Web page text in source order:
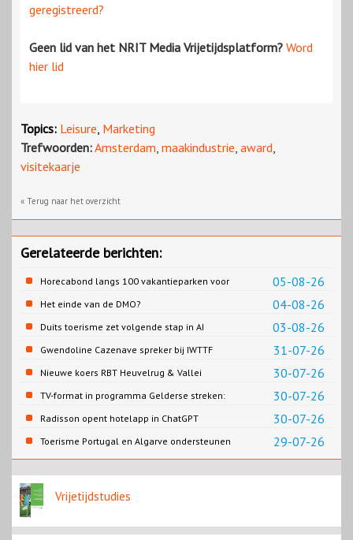
geregistreerd?
Geen lid van het NRIT Media Vrijetijdsplatform? Word
hier lid
Topics: Leisure, Marketing
Trefwoorden:Amsterdam, maakindustrie, award,
visitekaarje
« Terug naar het overzicht
Gerelateerde berichten:
05-08-26
Horecabond langs 100 vakantieparken voor
Cao-recreatie
04-08-26
Het einde van de DMO?
03-08-26
Duits toerisme zet volgende stap in AI
content
31-07-26
Gwendoline Cazenave spreker bij IWTTF
congres in Utrecht
30-07-26
Nieuwe koers RBT Heuvelrug & Vallei
zichtbaar in eerste resultaten 2026
30-07-26
TV-format in programma Gelderse streken:
Rondje Gelderland
30-07-26
Radisson opent hotelapp in ChatGPT
29-07-26
Toerisme Portugal en Algarve ondersteunen
golftoerisme met nieuw topevenement
Vrijetijdstudies